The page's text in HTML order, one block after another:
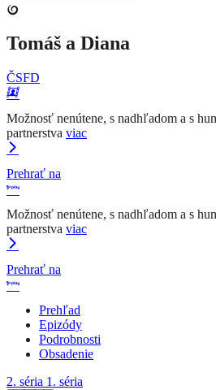
Tomáš a Diana
ČSFD
Možnosť nenútene, s nadhľadom a s
partnerstva viac
Prehrať na
Možnosť nenútene, s nadhľadom a s
partnerstva viac
Prehrať na
Prehľad
Epizódy
Podrobnosti
Obsadenie
2. séria 1. séria